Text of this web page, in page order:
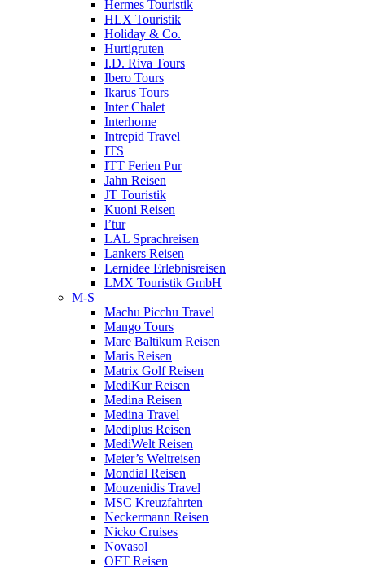
Hermes Touristik
HLX Touristik
Holiday & Co.
Hurtigruten
I.D. Riva Tours
Ibero Tours
Ikarus Tours
Inter Chalet
Interhome
Intrepid Travel
ITS
ITT Ferien Pur
Jahn Reisen
JT Touristik
Kuoni Reisen
l’tur
LAL Sprachreisen
Lankers Reisen
Lernidee Erlebnisreisen
LMX Touristik GmbH
M-S
Machu Picchu Travel
Mango Tours
Mare Baltikum Reisen
Maris Reisen
Matrix Golf Reisen
MediKur Reisen
Medina Reisen
Medina Travel
Mediplus Reisen
MediWelt Reisen
Meier’s Weltreisen
Mondial Reisen
Mouzenidis Travel
MSC Kreuzfahrten
Neckermann Reisen
Nicko Cruises
Novasol
OFT Reisen